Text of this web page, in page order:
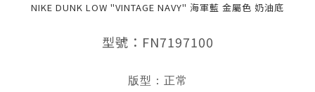
NIKE DUNK LOW "VINTAGE NAVY" 海軍藍 金屬色 奶油底
型號：FN7197100
版型：正常